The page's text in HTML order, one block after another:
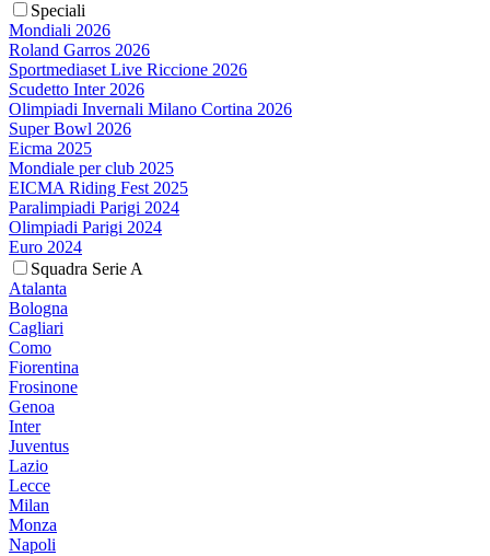
Speciali
Mondiali 2026
Roland Garros 2026
Sportmediaset Live Riccione 2026
Scudetto Inter 2026
Olimpiadi Invernali Milano Cortina 2026
Super Bowl 2026
Eicma 2025
Mondiale per club 2025
EICMA Riding Fest 2025
Paralimpiadi Parigi 2024
Olimpiadi Parigi 2024
Euro 2024
Squadra Serie A
Atalanta
Bologna
Cagliari
Como
Fiorentina
Frosinone
Genoa
Inter
Juventus
Lazio
Lecce
Milan
Monza
Napoli